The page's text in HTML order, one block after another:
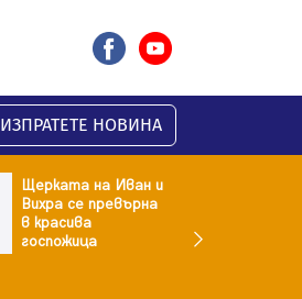
ИЗПРАТЕТЕ НОВИНА
Щерката на Иван и
Вихра се превърна
в красива
госпожица